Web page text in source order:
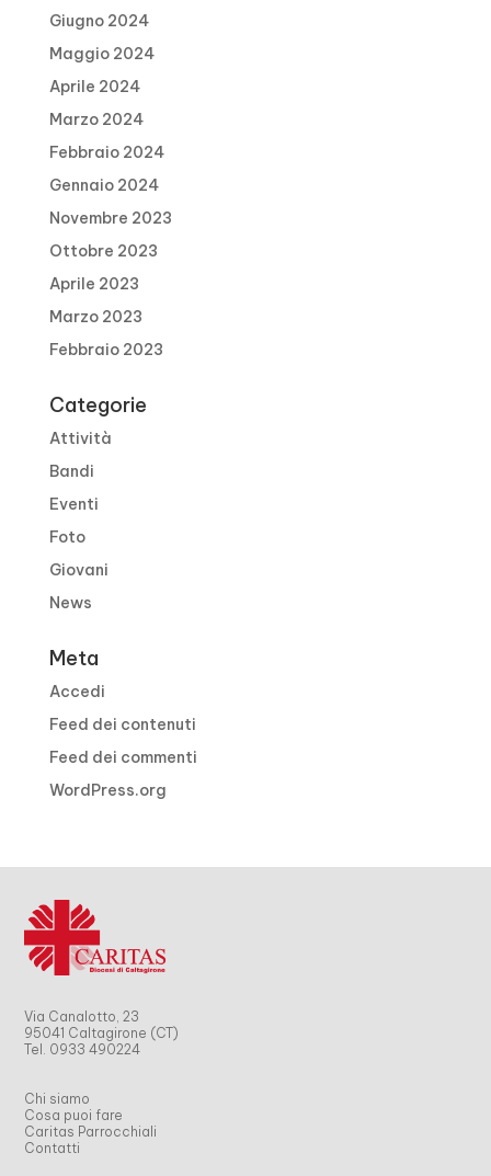
Giugno 2024
Maggio 2024
Aprile 2024
Marzo 2024
Febbraio 2024
Gennaio 2024
Novembre 2023
Ottobre 2023
Aprile 2023
Marzo 2023
Febbraio 2023
Categorie
Attività
Bandi
Eventi
Foto
Giovani
News
Meta
Accedi
Feed dei contenuti
Feed dei commenti
WordPress.org
Via Canalotto, 23
95041 Caltagirone (CT)
Tel. 0933 490224
Chi siamo
Cosa puoi fare
Caritas Parrocchiali
Contatti